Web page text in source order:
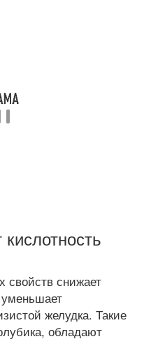
свойств снижает
уменьшает
желудка. Такие
обладают